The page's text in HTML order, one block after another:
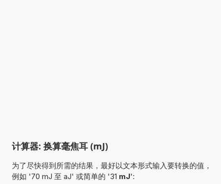
计算器: 换算毫焦耳 (mJ)
为了尽快得到所需的结果，最好以文本形式输入要转换的值，
例如 '70 mJ 至 aJ' 或简单的 '31 mJ':